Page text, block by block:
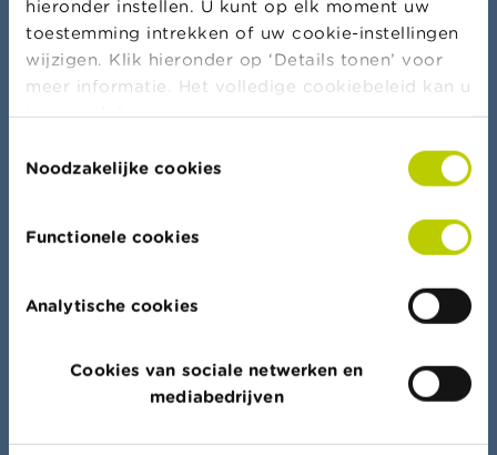
hieronder instellen. U kunt op elk moment uw
toestemming intrekken of uw cookie-instellingen
wijzigen. Klik hieronder op ‘Details tonen’ voor
meer informatie. Het volledige cookiebeleid kan u
hierraadplegen.
Noodzakelijke cookies
Functionele cookies
Analytische cookies
Cookies van sociale netwerken en
mediabedrijven
Meer nieuws & waarschuwingen
Bankierseed
Dataportaal